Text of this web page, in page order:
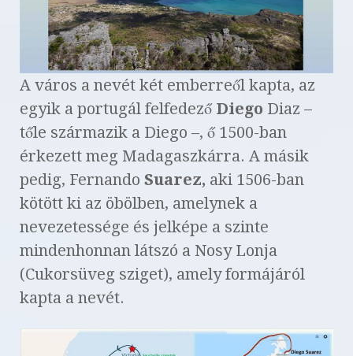
A város a nevét két emberreől kapta, az
egyik a portugál felfedező Diego Diaz –
tőle származik a Diego –, ő 1500-ban
érkezett meg Madagaszkárra. A másik
pedig, Fernando Suarez, aki 1506-ban
kötött ki az öbölben, amelynek a
nevezetessége és jelképe a szinte
mindenhonnan látszó a Nosy Lonja
(Cukorsüveg sziget), amely formájáról
kapta a nevét.